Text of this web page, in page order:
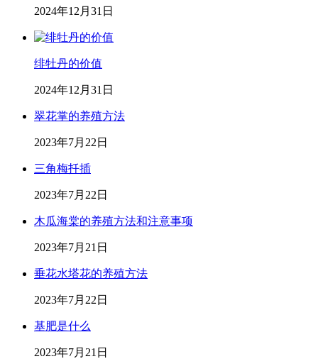
2024年12月31日
绯牡丹的价值
2024年12月31日
翠花掌的养殖方法
2023年7月22日
三角梅扦插
2023年7月22日
木瓜海棠的养殖方法和注意事项
2023年7月21日
垂花水塔花的养殖方法
2023年7月22日
基肥是什么
2023年7月21日